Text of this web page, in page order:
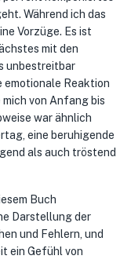
Während ich das
Vorzüge. Es ist
mit den
unbestreitbar
emotionale Reaktion
von Anfang bis
war ähnlich
eine beruhigende
als auch tröstend
Buch
Darstellung der
und Fehlern, und
ein Gefühl von